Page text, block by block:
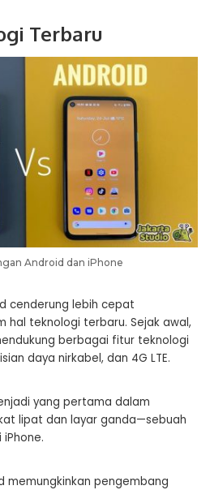
Terbaru
Android dan iPhone
cenderung lebih cepat
hal teknologi terbaru. Sejak awal,
berbagai fitur teknologi
daya nirkabel, dan 4G LTE.
yang pertama dalam
lipat dan layar ganda—sebuah
memungkinkan pengembang